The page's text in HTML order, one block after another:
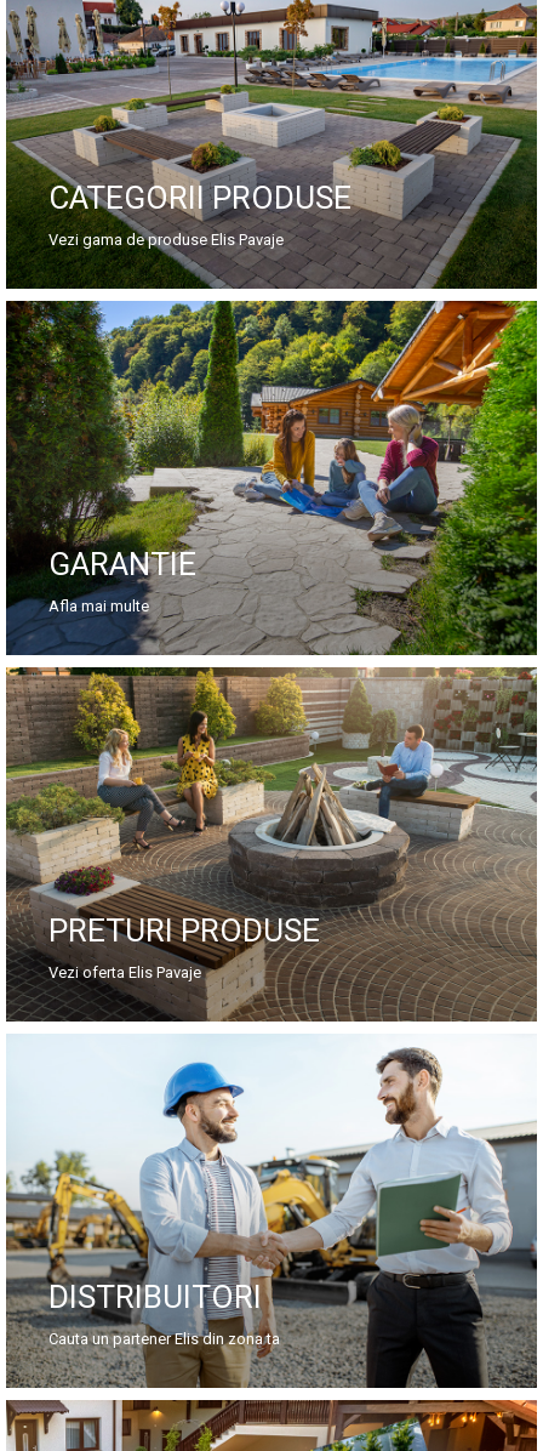
CATEGORII PRODUSE
Vezi gama de produse Elis Pavaje
GARANTIE
Afla mai multe
PRETURI PRODUSE
Vezi oferta Elis Pavaje
DISTRIBUITORI
Cauta un partener Elis din zona ta